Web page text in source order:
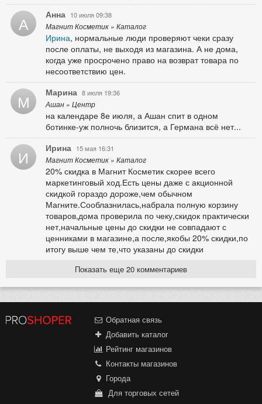
А Анна 10 июля 09:38
Магнит Косметик » Каталог
Ирина, нормальные люди проверяют чеки сразу
после оплаты, не выходя из магазина. А не дома,
когда уже просрочено право на возврат товара по
несоответствию цен.
М Марина 8 июля 19:36
Ашан » Центр
на календаре 8е июля, а Ашан спит в одном
ботинке-уж полночь близится, а Германа всё нет...
И Ирина 15 мая 16:31
Магнит Косметик » Каталог
20% скидка в Магнит Косметик скорее всего
маркетинговый ход.Есть цены даже с акционной
скидкой гораздо дороже,чем обычном
Магните.Сооблазнилась,набрала полную корзину
товаров,дома проверила по чеку,скидок практически
нет,начальные цены до скидки не совпадают с
ценниками в магазине,а после,якобы 20% скидки,по
итогу выше чем те,что указаны до скидки
Показать еще 20 комментариев
Обратная связь
Добавить каталог
Рейтинг магазинов
Контакты магазинов
Города
Для торговых сетей